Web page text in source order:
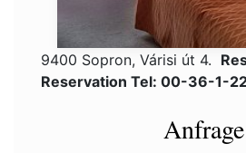
9400 Sopron, Várisi út 4.
Reservation Tel: 00-36-1-
Anfrage